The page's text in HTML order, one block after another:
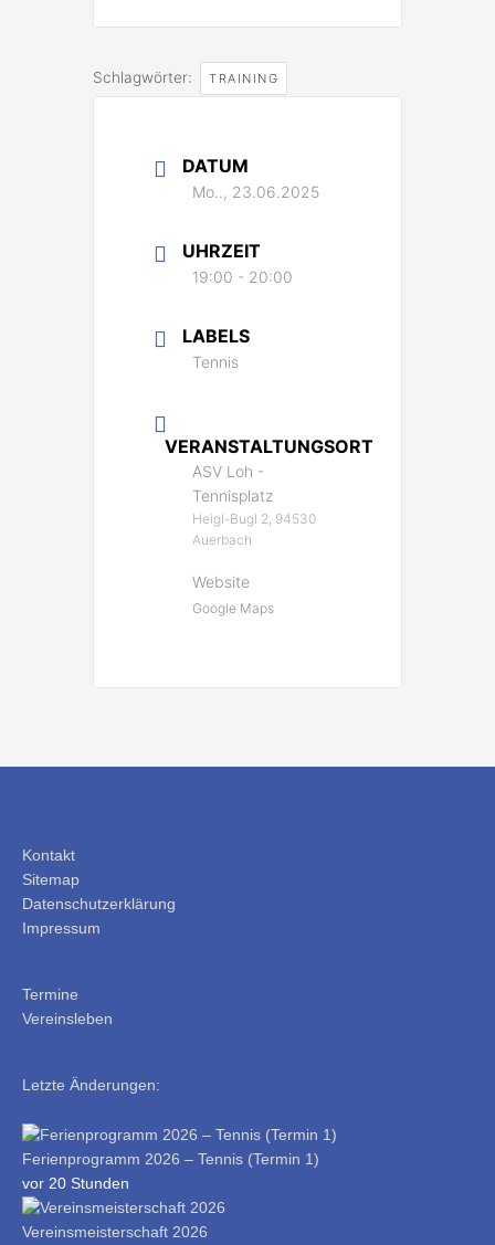
Schlagwörter: TRAINING
DATUM
Mo.., 23.06.2025
UHRZEIT
19:00 - 20:00
LABELS
Tennis
VERANSTALTUNGSORT
ASV Loh -
Tennisplatz
Heigl-Bugl 2, 94530
Auerbach
Website
Google Maps
Kontakt
Sitemap
Datenschutzerklärung
Impressum
Termine
Vereinsleben
Letzte Änderungen:
Ferienprogramm 2026 – Tennis (Termin 1)
vor 20 Stunden
Vereinsmeisterschaft 2026